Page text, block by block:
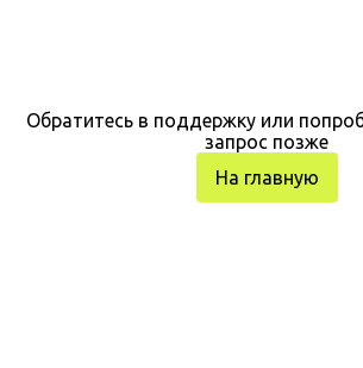
Обратитесь в поддержку или
запрос позже
На главную